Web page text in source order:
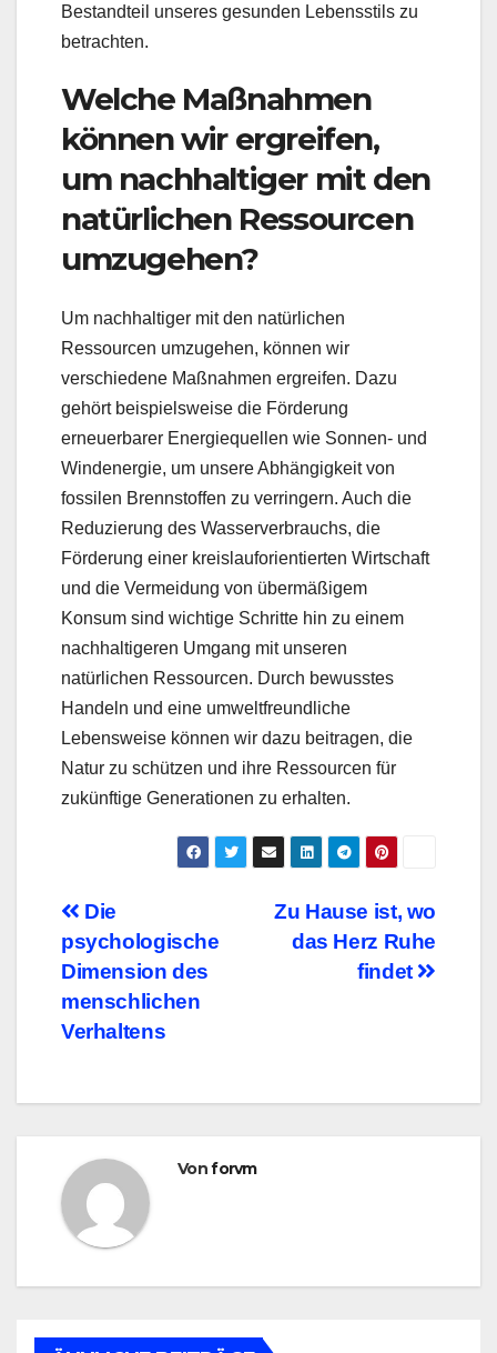
Bestandteil unseres gesunden Lebensstils zu
betrachten.
Welche Maßnahmen
können wir ergreifen,
um nachhaltiger mit den
natürlichen Ressourcen
umzugehen?
Um nachhaltiger mit den natürlichen
Ressourcen umzugehen, können wir
verschiedene Maßnahmen ergreifen. Dazu
gehört beispielsweise die Förderung
erneuerbarer Energiequellen wie Sonnen- und
Windenergie, um unsere Abhängigkeit von
fossilen Brennstoffen zu verringern. Auch die
Reduzierung des Wasserverbrauchs, die
Förderung einer kreislauforientierten Wirtschaft
und die Vermeidung von übermäßigem
Konsum sind wichtige Schritte hin zu einem
nachhaltigeren Umgang mit unseren
natürlichen Ressourcen. Durch bewusstes
Handeln und eine umweltfreundliche
Lebensweise können wir dazu beitragen, die
Natur zu schützen und ihre Ressourcen für
zukünftige Generationen zu erhalten.
Beitragsnavigation
Zu Hause ist, wo
das Herz Ruhe
findet
Die
psychologische
Dimension des
menschlichen
Verhaltens
Vonforvm